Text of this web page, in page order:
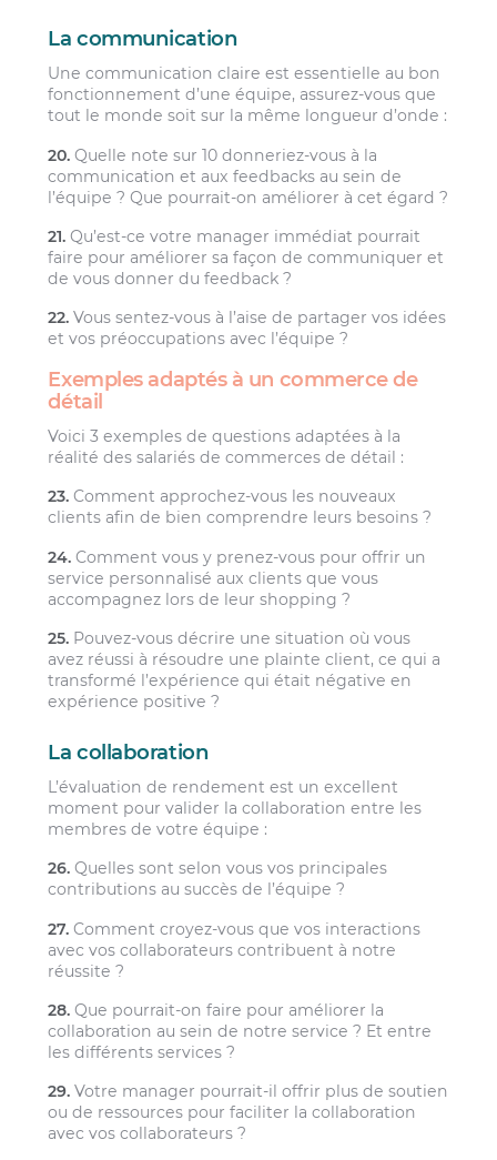
La communication
Une communication claire est essentielle au bon
fonctionnement d’une équipe, assurez-vous que
tout le monde soit sur la même longueur d’onde :
20. Quelle note sur 10 donneriez-vous à la
communication et aux feedbacks au sein de
l’équipe ? Que pourrait-on améliorer à cet égard ?
21. Qu’est-ce votre manager immédiat pourrait
faire pour améliorer sa façon de communiquer et
de vous donner du feedback ?
22. Vous sentez-vous à l’aise de partager vos idées
et vos préoccupations avec l’équipe ?
Exemples adaptés à un commerce de
détail
Voici 3 exemples de questions adaptées à la
réalité des salariés de commerces de détail :
23. Comment approchez-vous les nouveaux
clients afin de bien comprendre leurs besoins ?
24. Comment vous y prenez-vous pour offrir un
service personnalisé aux clients que vous
accompagnez lors de leur shopping ?
25. Pouvez-vous décrire une situation où vous
avez réussi à résoudre une plainte client, ce qui a
transformé l’expérience qui était négative en
expérience positive ?
La collaboration
L’évaluation de rendement est un excellent
moment pour valider la collaboration entre les
membres de votre équipe :
26. Quelles sont selon vous vos principales
contributions au succès de l’équipe ?
27. Comment croyez-vous que vos interactions
avec vos collaborateurs contribuent à notre
réussite ?
28. Que pourrait-on faire pour améliorer la
collaboration au sein de notre service ? Et entre
les différents services ?
29. Votre manager pourrait-il offrir plus de soutien
ou de ressources pour faciliter la collaboration
avec vos collaborateurs ?